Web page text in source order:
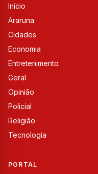
Início
Araruna
Cidades
Economia
Entretenimento
Geral
Opinião
Policial
Religião
Tecnologia
PORTAL